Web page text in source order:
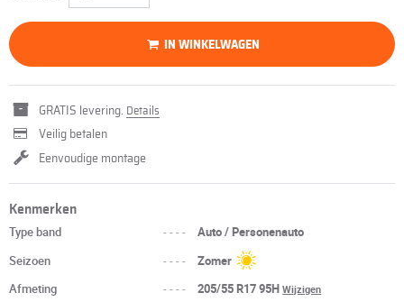
IN WINKELWAGEN
GRATIS levering. Details
Veilig betalen
Eenvoudige montage
Kenmerken
Type band ----
Auto / Personenauto
Seizoen
----
Zomer
Afmeting
---- 205/55 R17 95HWijzigen